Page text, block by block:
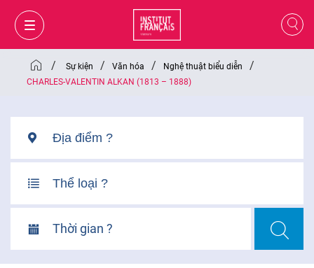
GIỎ HÀNG ĐĂNG NHẬP
/ Sự kiện / Văn hóa / Nghệ thuật biểu diễn /
CHARLES-VALENTIN ALKAN (1813 – 1888)
Thời gian ?